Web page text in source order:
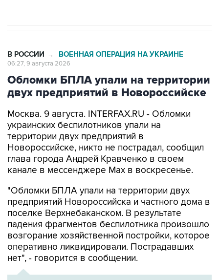
В РОССИИ → ВОЕННАЯ ОПЕРАЦИЯ НА УКРАИНЕ
06:27, 9 августа 2026
Обломки БПЛА упали на территории
двух предприятий в Новороссийске
Москва. 9 августа. INTERFAX.RU - Обломки
украинских беспилотников упали на
территории двух предприятий в
Новороссийске, никто не пострадал, сообщил
глава города Андрей Кравченко в своем
канале в мессенджере Max в воскресенье.
"Обломки БПЛА упали на территории двух
предприятий Новороссийска и частного дома в
поселке Верхнебаканском. В результате
падения фрагментов беспилотника произошло
возгорание хозяйственной постройки, которое
оперативно ликвидировали. Пострадавших
нет", - говорится в сообщении.